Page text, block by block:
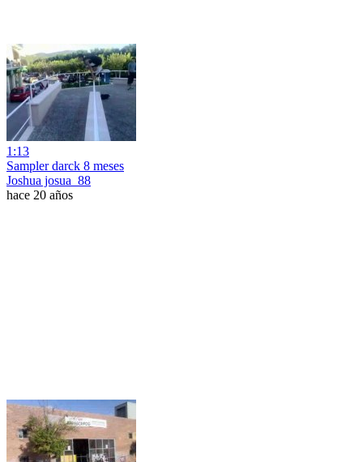
1:13
Sampler darck 8 meses
Joshua josua_88
hace 20 años